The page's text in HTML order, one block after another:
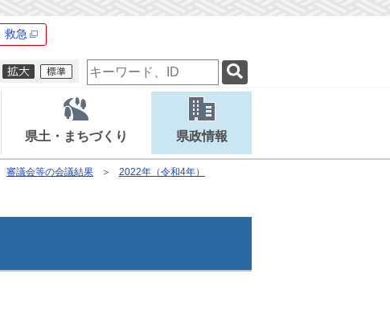
救急
検
索
ー
ー
ド
県土・まちづくり 県政情報
審議会等の会議結果
2022年（令和4年）